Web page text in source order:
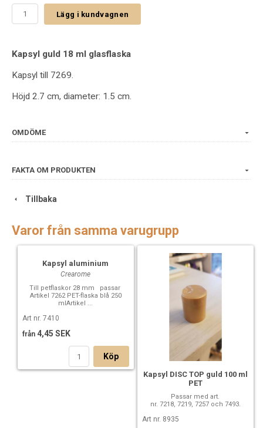
Lägg i kundvagnen
Kapsyl guld 18 ml glasflaska
Kapsyl till 7269.
Höjd 2.7 cm, diameter: 1.5 cm.
OMDÖME
FAKTA OM PRODUKTEN
Tillbaka
Varor från samma varugrupp
Kapsyl aluminium
Crearome
Till petflaskor 28 mm passar
Artikel 7262 PET-flaska blå 250
mlArtikel ...
Art nr. 7410
från 4,45 SEK
Köp
Kapsyl DISC TOP guld 100 ml
PET
Passar med art.
nr. 7218, 7219, 7257 och 7493.
Art nr. 8935